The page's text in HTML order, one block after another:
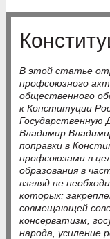
В этой статье
профсоюзного
общественного
к Конституции
Государственную
Владимир
поправки в
профсоюзами в
образования в
взгляд не
которых:
совмещающей
консерватизм,
народа, усиление